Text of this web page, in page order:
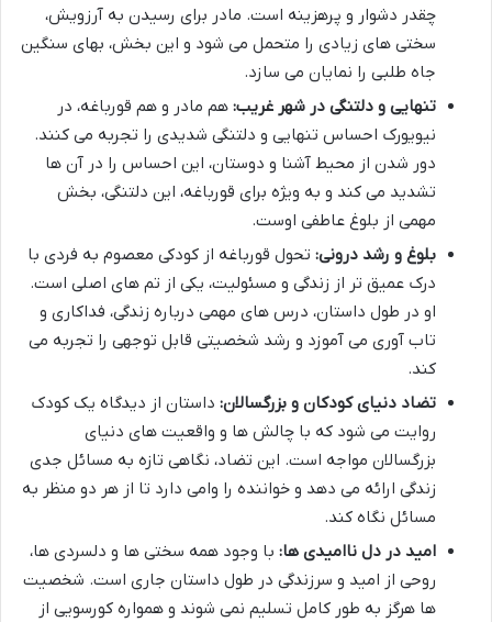
چقدر دشوار و پرهزینه است. مادر برای رسیدن به آرزویش،
سختی های زیادی را متحمل می شود و این بخش، بهای سنگین
جاه طلبی را نمایان می سازد.
تنهایی و دلتنگی در شهر غریب: هم مادر و هم قورباغه، در
نیویورک احساس تنهایی و دلتنگی شدیدی را تجربه می کنند.
دور شدن از محیط آشنا و دوستان، این احساس را در آن ها
تشدید می کند و به ویژه برای قورباغه، این دلتنگی، بخش
مهمی از بلوغ عاطفی اوست.
بلوغ و رشد درونی: تحول قورباغه از کودکی معصوم به فردی با
درک عمیق تر از زندگی و مسئولیت، یکی از تم های اصلی است.
او در طول داستان، درس های مهمی درباره زندگی، فداکاری و
تاب آوری می آموزد و رشد شخصیتی قابل توجهی را تجربه می
کند.
تضاد دنیای کودکان و بزرگسالان: داستان از دیدگاه یک کودک
روایت می شود که با چالش ها و واقعیت های دنیای
بزرگسالان مواجه است. این تضاد، نگاهی تازه به مسائل جدی
زندگی ارائه می دهد و خواننده را وامی دارد تا از هر دو منظر به
مسائل نگاه کند.
امید در دل ناامیدی ها: با وجود همه سختی ها و دلسردی ها،
روحی از امید و سرزندگی در طول داستان جاری است. شخصیت
ها هرگز به طور کامل تسلیم نمی شوند و همواره کورسویی از